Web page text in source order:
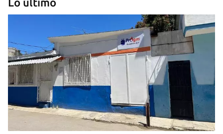
GUERRA
Ucrania ataca otro centro logístico del Amazon
ruso, esta vez en los Urales